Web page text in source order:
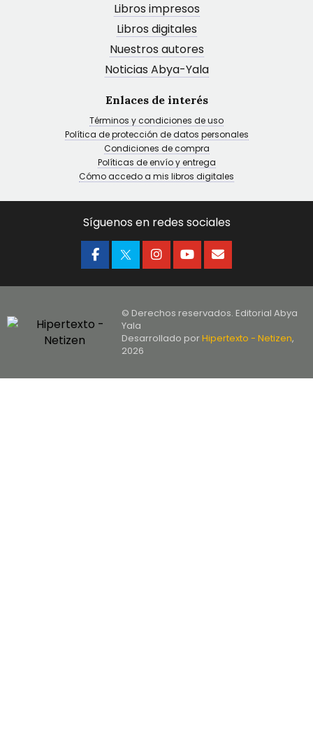
Libros impresos
Libros digitales
Nuestros autores
Noticias Abya-Yala
Enlaces de interés
Términos y condiciones de uso
Política de protección de datos personales
Condiciones de compra
Políticas de envío y entrega
Cómo accedo a mis libros digitales
Síguenos en redes sociales
© Derechos reservados. Editorial Abya
Yala
Desarrollado porHipertexto - Netizen,
2026